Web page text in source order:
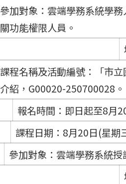
參加對象：雲端學務系統學
關功能權限人員。
課程名稱及活動編號：「市
介紹，G00020-250700028。
報名時間：即日起至8月
課程日期：8月20日(星期
參加對象：雲端學務系統